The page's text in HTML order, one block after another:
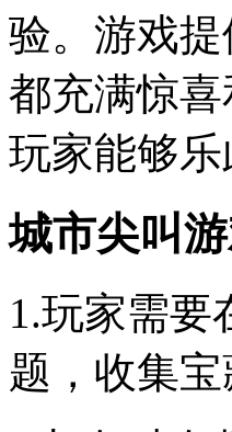
验。游戏
都充满惊
玩家能够
城市尖叫
1.玩家需要
题，收集宝